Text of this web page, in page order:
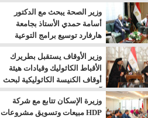
بالسويس
وزير الصحة يبحث مع الدكتور
أسامة حمدي الأستاذ بجامعة
هارفارد توسيع برامج التوعية
بمرض السكري
وزير الأوقاف يستقبل بطريرك
الأقباط الكاثوليك وقيادات هيئة
أوقاف الكنيسة الكاثوليكية لبحث
آفاق التعاون المشترك
وزيرة الإسكان تتابع مع شركة
HDP مبيعات وتسويق مشروعات